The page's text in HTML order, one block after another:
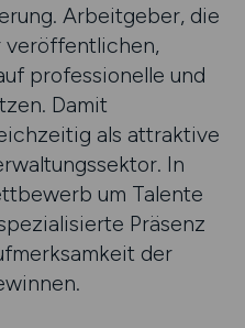
Arbeitgeber, die
veröffentlichen,
professionelle und
Damit
als attraktive
In
um Talente
Präsenz
der